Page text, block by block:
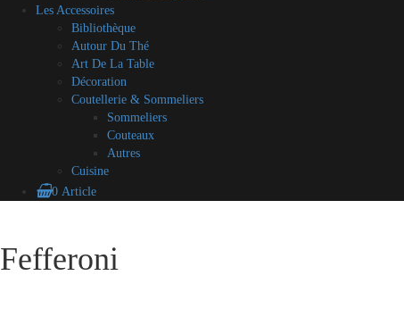
Les Accessoires
Bibliothèque
Autour Du Thé
Art De La Table
Décoration
Coutellerie & Sommeliers
Sommeliers
Couteaux
Autres
Cuisine
0 Article
content
Fefferoni